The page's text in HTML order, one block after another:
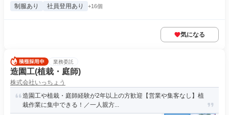
制服あり 社員登用あり +16個
気になる
業務委託
造園工(植栽・庭師)
株式会社いっちょう
造園工や植栽・庭師経験が2年以上の方歓迎【営業や集客なし】植
栽作業に集中できる！／一人親方...